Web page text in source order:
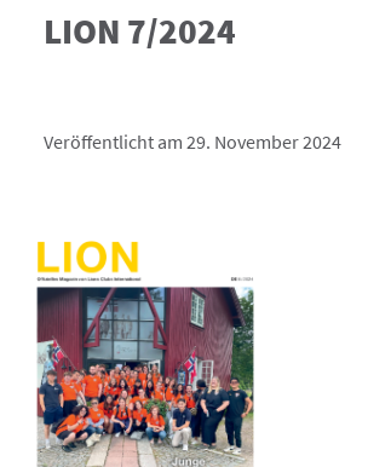
LION 7/2024
Veröffentlicht am 29. November 2024